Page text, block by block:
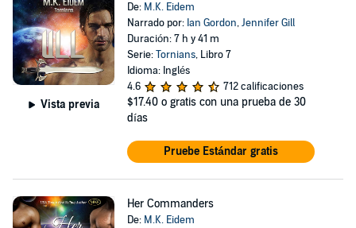
Vista previa
De: M.K. Eidem
Narrado por: Ian Gordon,Jennifer Gill
Duración: 7 h y 41 m
Serie:Tornians, Libro 7
Idioma: Inglés
4.6
712 calificaciones
$17.40 o gratis con una prueba de 30
días
Pruebe Estándar gratis
Her Commanders
De: M.K. Eidem